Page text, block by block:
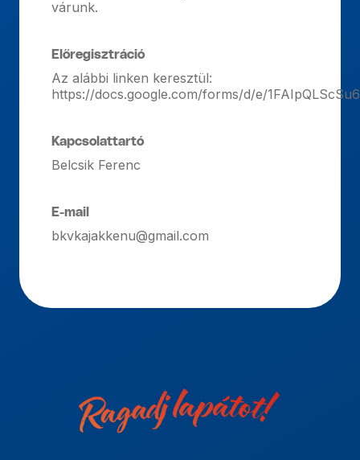
várunk.
Előregisztráció
Az alábbi linken keresztül:
https://docs.google.com/forms/d/e/
Kapcsolattartó
Belcsik Ferenc
E-mail
bkvkajakkenu@gmail.com